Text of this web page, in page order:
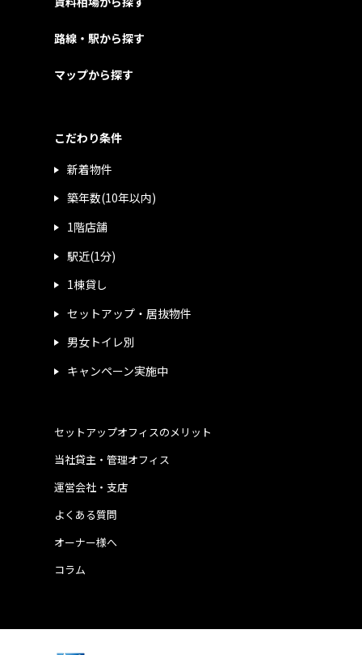
路線・駅から探す
マップから探す
こだわり条件
新着物件
築年数(10年以内)
1階店舗
駅近(1分)
1棟貸し
セットアップ・居抜物件
男女トイレ別
キャンペーン実施中
運営会社・支店
よくある質問
当社貸主・管理オフィス
オーナー様へ
コラム
セットアップオフィスのメリット